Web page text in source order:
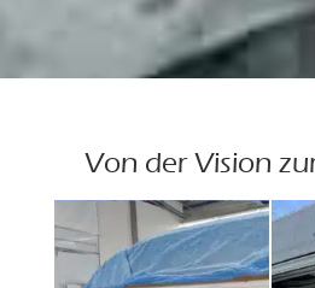
Von der Vision